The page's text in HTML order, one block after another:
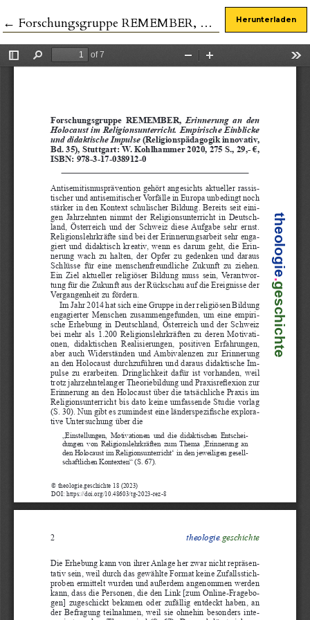
← Zu Artikeldetails zurückkehren
Forschungsgruppe REMEMBER, Erinnerung an den Holocaust im Religionsunterricht. Empirische Einblicke und didaktische Impulse Herunterladen